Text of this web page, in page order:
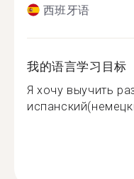
西班牙语
我的语言学习目标
Я хочу выучить